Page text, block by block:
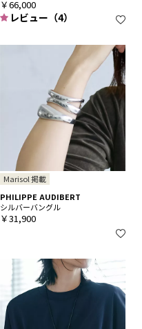
￥66,000
レビュー（4）
Marisol 掲載
PHILIPPE AUDIBERT
シルバーバングル
￥31,900